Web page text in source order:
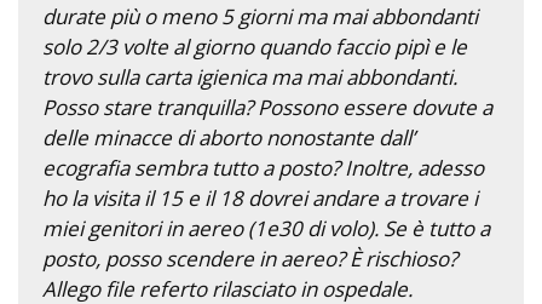
durate più o meno 5 giorni ma mai abbondanti
solo 2/3 volte al giorno quando faccio pipì e le
trovo sulla carta igienica ma mai abbondanti.
Posso stare tranquilla? Possono essere dovute a
delle minacce di aborto nonostante dall’
ecografia sembra tutto a posto? Inoltre, adesso
ho la visita il 15 e il 18 dovrei andare a trovare i
miei genitori in aereo (1e30 di volo). Se è tutto a
posto, posso scendere in aereo? È rischioso?
Allego file referto rilasciato in ospedale.